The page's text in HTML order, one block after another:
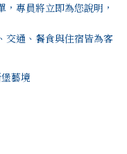
專員將立即為您說明，
交通、餐食與住宿皆為客
藝境